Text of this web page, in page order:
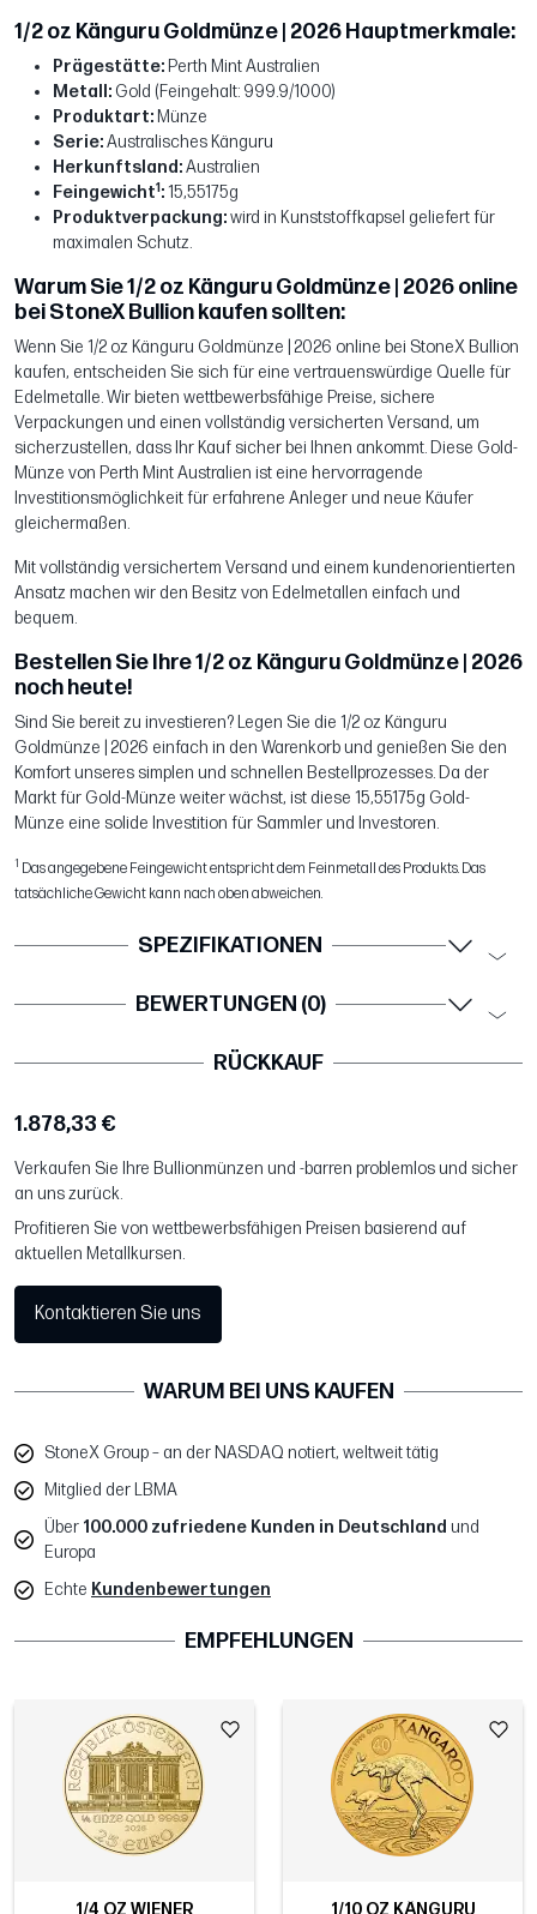
1/2 oz Känguru Goldmünze | 2026 Hauptmerkmale:
Prägestätte: Perth Mint Australien
Metall: Gold (Feingehalt: 999.9/1000)
Produktart: Münze
Serie:Australisches Känguru
Herkunftsland:Australien
Feingewicht1: 15,55175g
Produktverpackung:wird in Kunststoffkapsel geliefert für
maximalen Schutz.
Warum Sie 1/2 oz Känguru Goldmünze | 2026 online
bei StoneX Bullion kaufen sollten:
Wenn Sie 1/2 oz Känguru Goldmünze | 2026 online bei StoneX Bullion
kaufen, entscheiden Sie sich für eine vertrauenswürdige Quelle für
Edelmetalle. Wir bieten wettbewerbsfähige Preise, sichere
Verpackungen und einen vollständig versicherten Versand, um
sicherzustellen, dass Ihr Kauf sicher bei Ihnen ankommt. Diese Gold-
Münze von Perth Mint Australien ist eine hervorragende
Investitionsmöglichkeit für erfahrene Anleger und neue Käufer
gleichermaßen.
Mit vollständig versichertem Versand und einem kundenorientierten
Ansatz machen wir den Besitz von Edelmetallen einfach und
bequem.
Bestellen Sie Ihre 1/2 oz Känguru Goldmünze | 2026
noch heute!
Sind Sie bereit zu investieren? Legen Sie die 1/2 oz Känguru
Goldmünze | 2026 einfach in den Warenkorb und genießen Sie den
Komfort unseres simplen und schnellen Bestellprozesses. Da der
Markt für Gold-Münze weiter wächst, ist diese 15,55175g Gold-
Münze eine solide Investition für Sammler und Investoren.
1 Das angegebene Feingewicht entspricht dem Feinmetall des Produkts. Das
tatsächliche Gewicht kann nach oben abweichen.
SPEZIFIKATIONEN
BEWERTUNGEN (0)
RÜCKKAUF
1.878,33 €
Verkaufen Sie Ihre Bullionmünzen und -barren problemlos und sicher
an uns zurück.
Profitieren Sie von wettbewerbsfähigen Preisen basierend auf
aktuellen Metallkursen.
Kontaktieren Sie uns
WARUM BEI UNS KAUFEN
StoneX Group – an der NASDAQ notiert, weltweit tätig
Mitglied der LBMA
Über 100.000 zufriedene Kunden in Deutschland und
Europa
Echte Kundenbewertungen
EMPFEHLUNGEN